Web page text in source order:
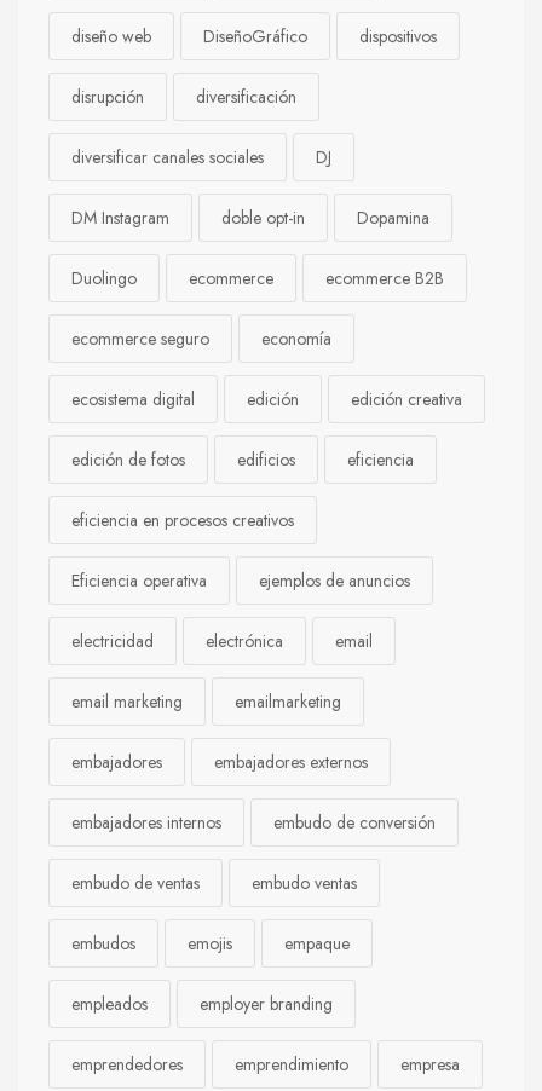
diseño web DiseñoGráfico dispositivos
disrupción diversificación
diversificar canales sociales DJ
DM Instagram doble opt-in Dopamina
Duolingo ecommerce ecommerce B2B
ecommerce seguro economía
ecosistema digital edición edición creativa
edición de fotos edificios eficiencia
eficiencia en procesos creativos
Eficiencia operativa ejemplos de anuncios
electricidad electrónica email
email marketing emailmarketing
embajadores embajadores externos
embajadores internos embudo de conversión
embudo de ventas embudo ventas
embudos emojis empaque
empleados employer branding
emprendedores emprendimiento empresa